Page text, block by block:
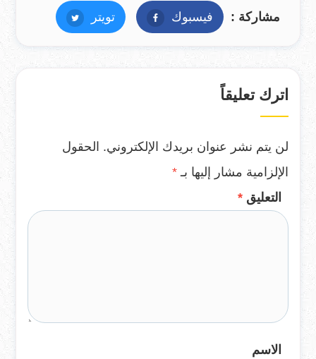
مشاركة : فيسبوك فيسبوكتويتر تويتر
اترك تعليقاً
لن يتم نشر عنوان بريدك الإلكتروني. الحقول
الإلزامية مشار إليها بـ *
التعليق *
الاسم